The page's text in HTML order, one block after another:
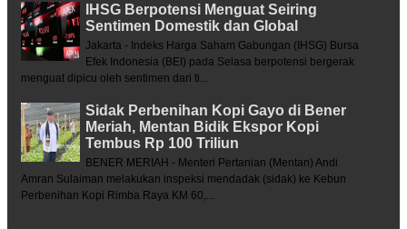
IHSG Berpotensi Menguat Seiring
Sentimen Domestik dan Global
Jakarta - Indeks Harga Saham Gabungan (IHSG) Bursa
Efek Indonesia (BEI) pada Selasa berpotensi bergerak
menguat dipicu oleh sentimen dari ti...
Sidak Perbenihan Kopi Gayo di Bener
Meriah, Mentan Bidik Ekspor Kopi
Tembus Rp 100 Triliun
BENER MERIAH - Menteri Pertanian (Mentan) Andi
Amran Sulaiman melakukan inspeksi mendadak (sidak) ke Kebun
Perbenihan Kopi Rimba Raya KM 60,...